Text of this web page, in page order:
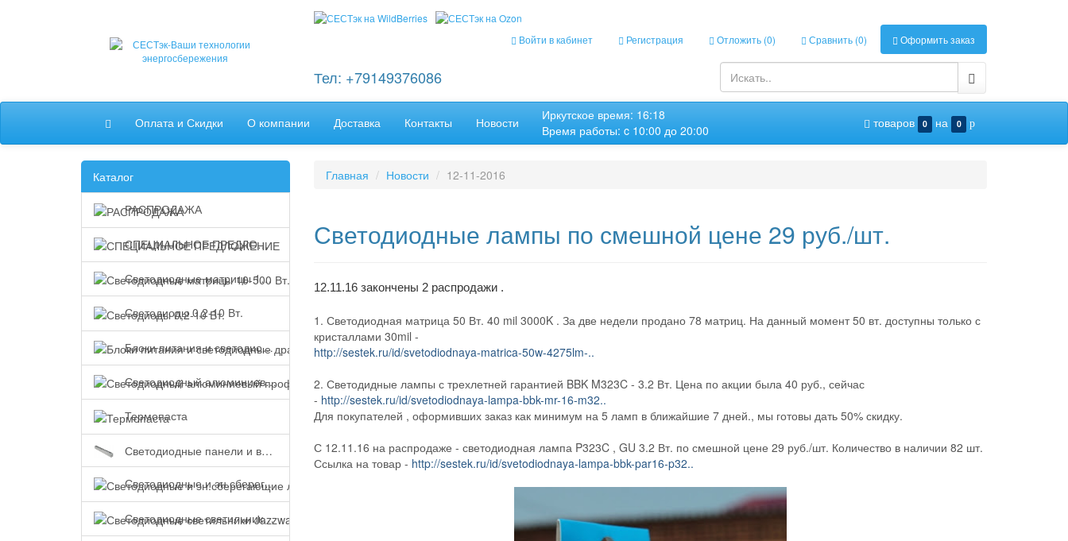
Войти в кабинет Регистрация Отложить (0) Сравнить (0) Оформить заказ
Тел: +79149376086
Оплата и Скидки О компании Доставка Контакты Новости товаров 0 на 0 p
Иркутское время: 16:18
Время работы: c 10:00 до 20:00
Каталог
РАСПРОДАЖА
СПЕЦИАЛЬНОЕ ПРЕДЛОЖЕНИЕ
Светодиодные матрицы 10-500 Вт.
Светодиоды 0,2-10 Вт.
Блоки питания и светодиодные драйверы
Светодиодный алюминиевый профиль
Термопаста
Светодиодные панели и встраиваемые светильники
Светодиодные и эн.сберегающие лампы
Светодиодные светильники Jazzway
Главная Новости 12-11-2016
Светодиодные лампы по смешной цене 29 руб./шт.
12.11.16 закончены 2 распродажи .
1. Светодиодная матрица 50 Вт. 40 mil 3000K . За две недели продано 78 матриц. На данный момент 50 вт. доступны только с
кристаллами 30mil -
http://sestek.ru/id/svetodiodnaya-matrica-50w-4275lm-..
2. Светодидные лампы с трехлетней гарантией BBK M323C - 3.2 Вт. Цена по акции была 40 руб., сейчас
- http://sestek.ru/id/svetodiodnaya-lampa-bbk-mr-16-m32..
Для покупателей , оформивших заказ как минимум на 5 ламп в ближайшие 7 дней., мы готовы дать 50% скидку.
С 12.11.16 на распродаже - светодиодная лампа P323C , GU 3.2 Вт. по смешной цене 29 руб./шт. Количество в наличии 82 шт.
Ссылка на товар - http://sestek.ru/id/svetodiodnaya-lampa-bbk-par16-p32..